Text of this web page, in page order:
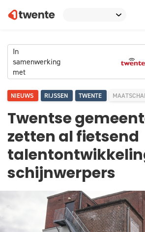
In
samenwerking
met
NIEUWS RIJSSEN TWENTE
Twentse
zetten al fietsend
schijnwerpers